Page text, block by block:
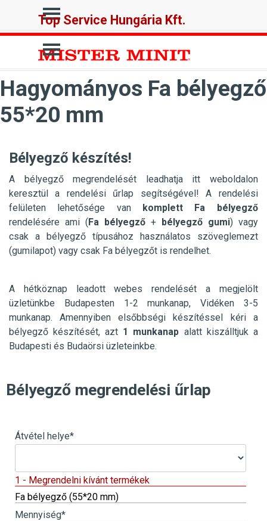
Ugrás a menüre
Top Service Hungária Kft.
Ugrás a menüre
Hagyományos Fa bélyegző
55*20 mm
Bélyegző készítés!
A bélyegző megrendelését leadhatja itt weboldalon
keresztül a rendelési űrlap segítségével! A rendelési
felületen lehetősége van komplett Fa bélyegző
rendelésére ami (Fa bélyegző+ bélyegző gumi) vagy
csak a bélyegző típusához használatos szöveglemezt
(gumilapot) vagy csak Fa bélyegzőt is rendelhet.
A hétköznap leadott webes rendelését a megjelölt
üzletünkbe Budapesten 1-2 munkanap, Vidéken 3-5
munkanap. Amennyiben elsőbbségi készítéssel kéri a
bélyegző készítését, azt 1 munkanap alatt kiszálltjuk a
Budapesti és Budaörsi üzleteinkbe.
Bélyegző megrendelési űrlap
Átvétel helye*
1 - Megrendelni kívánt termékek
Fa bélyegző (55*20 mm)
Mennyiség*